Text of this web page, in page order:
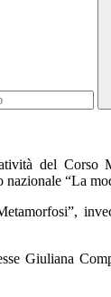
del
nazionale “La
Giuliana